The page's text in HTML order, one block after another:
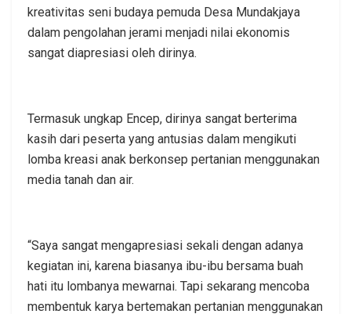
kreativitas seni budaya pemuda Desa Mundakjaya
dalam pengolahan jerami menjadi nilai ekonomis
sangat diapresiasi oleh dirinya.
Termasuk ungkap Encep, dirinya sangat berterima
kasih dari peserta yang antusias dalam mengikuti
lomba kreasi anak berkonsep pertanian menggunakan
media tanah dan air.
“Saya sangat mengapresiasi sekali dengan adanya
kegiatan ini, karena biasanya ibu-ibu bersama buah
hati itu lombanya mewarnai. Tapi sekarang mencoba
membentuk karya bertemakan pertanian menggunakan